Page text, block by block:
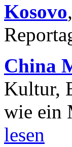
Kosovo
China
Kultur,
wie ein
lesen